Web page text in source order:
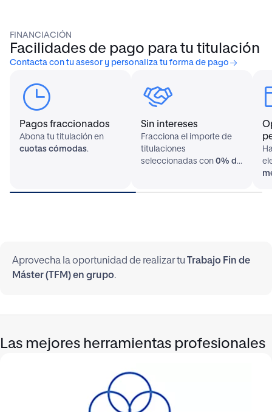
FINANCIACIÓN
Facilidades de pago para tu titulación
Contacta con tu asesor y personaliza tu forma de pago
Pagos fraccionados
Abona tu titulación en
cuotas cómodas.
Sin intereses
Fracciona el importe de
titulaciones
seleccionadas con 0% de
Aprovecha la oportunidad de realizar tu Trabajo Fin de
Máster (TFM) en grupo.
Las mejores herramientas profesionales